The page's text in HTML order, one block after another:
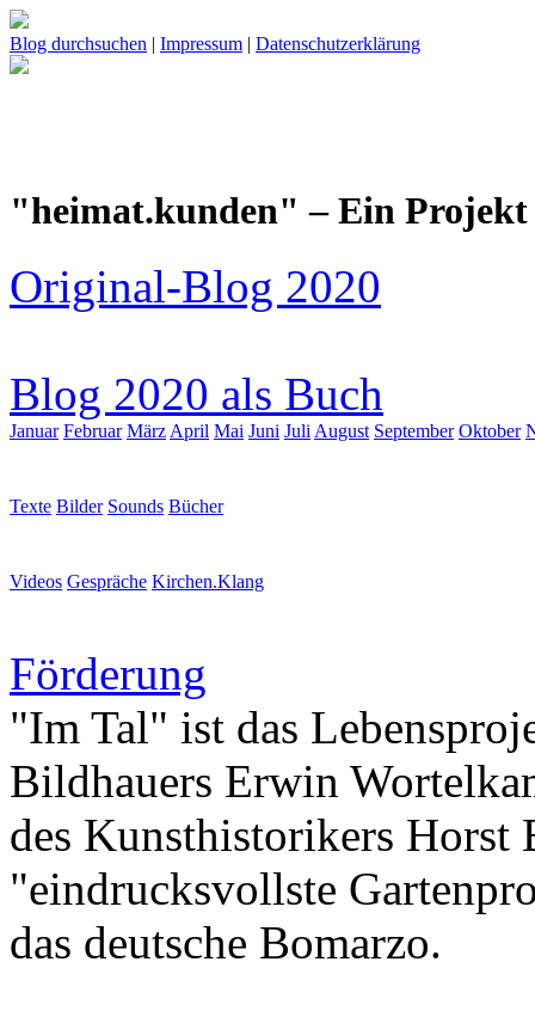
Blog durchsuchen | Impressum | Datenschutzerklärung
"heimat.kunden" – Ein
Original-Blog 2020
Blog 2020 als Buch
Januar Februar März April Mai Juni Juli August September Oktober
Texte Bilder Sounds Bücher
Videos Gespräche Kirchen.Klang
Förderung
"Im Tal" ist das
Bildhauers Erwin
des Kunsthistorikers Horst
"eindrucksvollste
das deutsche Bomarzo.